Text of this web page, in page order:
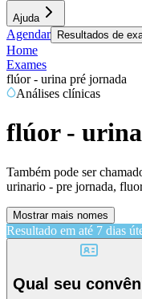
Ajuda
Agendar Resultados de
Home
Exames
flúor - urina pré jornada
Análises clínicas
flúor -
Também pode ser
urinario - pre jornada,
Mostrar mais nomes
Resultado em até 7 dias
Qual seu